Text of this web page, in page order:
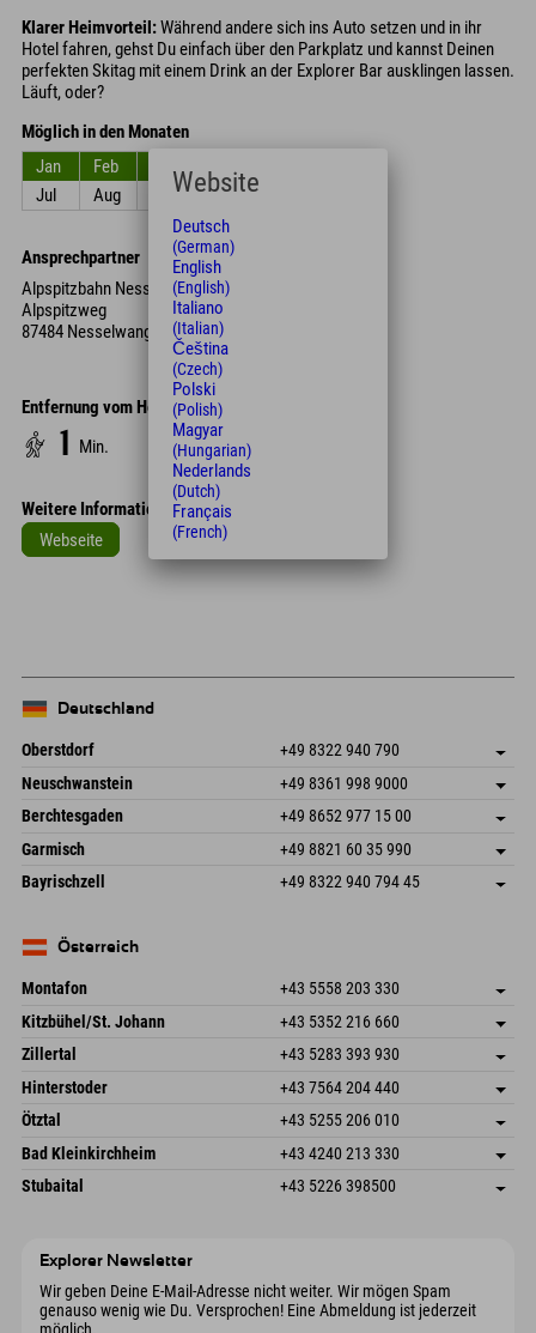
Klarer Heimvorteil:Während andere sich ins Auto setzen und in ihr
Hotel fahren, gehst Du einfach über den Parkplatz und kannst Deinen
perfekten Skitag mit einem Drink an der Explorer Bar ausklingen lassen.
Läuft, oder?
Möglich in den Monaten
Jan
Feb Mrz Apr
Jul
Aug Sep Okt
Ansprechpartner
Alpspitzbahn Nesselwang GmbH & Co. KG
Alpspitzweg
87484 Nesselwang
Entfernung vom Hotel
1 Min.
Weitere Informationen
Webseite
Leaflet| Map data © OpenStreetMap contributors
Deutschland
Oberstdorf +49 8322 940 790
An der Breitach 3
87538 Fischen I. Allgäu
Deutschland
Adresse speichern
Anreiseinfos
Buchen
Neuschwanstein +49 8361 998 9000
An der Riese 45
87484 Nesselwang im Allgäu
Deutschland
Adresse speichern
Buchen
Berchtesgaden +49 8652 977 15 00
Hofreitstr. 7
83471 Schönau am Königssee
Deutschland
Adresse speichern
Anreiseinfos
Buchen
Garmisch +49 8821 60 35 990
Frickenstraße 22
82490 Farchant
Adresse speichern
Bayrischzell +49 8322 940 794 45
Deutschland
Österreich
Montafon +43 5558 203 330
Dorfstr. 127b
6793 Gaschurn/Montafon
Österreich
Adresse speichern
Anreiseinfos
Buchen
Kitzbühel/St. Johann +43 5352 216 660
Speckbacherstraße 87
Österreich
Adresse speichern
Buchen
Zillertal +43 5283 393 930
Schmiedau 2
6272 Kaltenbach im Zillertal
Österreich
Adresse speichern
Anreiseinfos
Buchen
Hinterstoder +43 7564 204 440
Freizeitpark 10
Österreich
Adresse speichern
Buchen
Ötztal +43 5255 206 010
Gscheat 14
6441 Umhausen
Österreich
Adresse speichern
Anreiseinfos
Buchen
Bad Kleinkirchheim +43 4240 213 330
Dorfstraße 24
Adresse speichern
Stubaital +43 5226 398500
Explorer Newsletter
Wir geben Deine E-Mail-Adresse nicht weiter. Wir mögen Spam
genauso wenig wie Du. Versprochen! Eine Abmeldung ist jederzeit
Website
Deutsch
(German)
English
(English)
Italiano
(Italian)
Čeština
(Czech)
Polski
(Polish)
Magyar
(Hungarian)
Nederlands
(Dutch)
Français
(French)